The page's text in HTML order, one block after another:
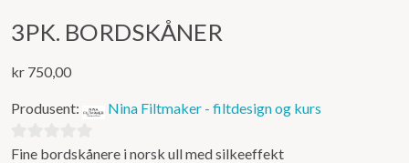
3PK. BORDSKÅNER
kr 750,00
Produsent: Nina Filtmaker - filtdesign og kurs
0
Fine bordskånere i norsk ull med silkeeffekt